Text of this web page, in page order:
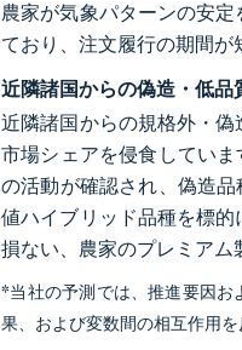
農家が気象パターンの安
ており、注文履行の期間が
近隣諸国からの偽造・低品
近隣諸国からの規格外・
市場シェアを侵食してい
の活動が確認され、偽造
値ハイブリッド品種を標
損ない、農家のプレミアム
*当社の予測では、推進要因お
果、および変数間の相互作用を